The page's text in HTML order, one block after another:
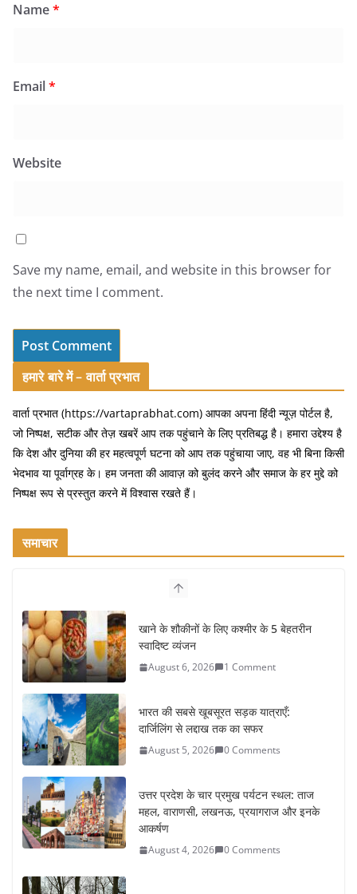
Name*
Email*
Website
Save my name, email, and website in this browser for
the next time I comment.
हमारे बारे में – वार्ता प्रभात
वार्ता प्रभात (https://vartaprabhat.com) आपका अपना हिंदी न्यूज़ पोर्टल है,
जो निष्पक्ष, सटीक और तेज़ खबरें आप तक पहुंचाने के लिए प्रतिबद्ध है। हमारा उद्देश्य है
कि देश और दुनिया की हर महत्वपूर्ण घटना को आप तक पहुंचाया जाए, वह भी बिना किसी
भेदभाव या पूर्वाग्रह के। हम जनता की आवाज़ को बुलंद करने और समाज के हर मुद्दे को
निष्पक्ष रूप से प्रस्तुत करने में विश्वास रखते हैं।
समाचार
खाने के शौकीनों के लिए कश्मीर के 5 बेहतरीन
August 6, 2026 1 Comment
August 5, 2026 0 Comments
आकर्षण
August 4, 2026 0 Comments